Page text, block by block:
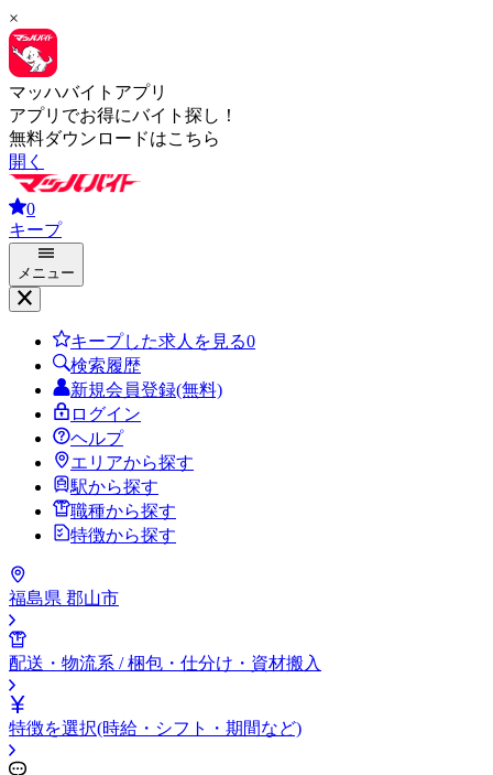
×
マッハバイトアプリ
アプリでお得にバイト探し！
無料ダウンロードはこちら
開く
0
キープ
メニュー
キープした求人を見る0
検索履歴
新規会員登録(無料)
ログイン
ヘルプ
エリアから探す
駅から探す
職種から探す
特徴から探す
福島県 郡山市
配送・物流系 / 梱包・仕分け・資材搬入
特徴を選択(時給・シフト・期間など)